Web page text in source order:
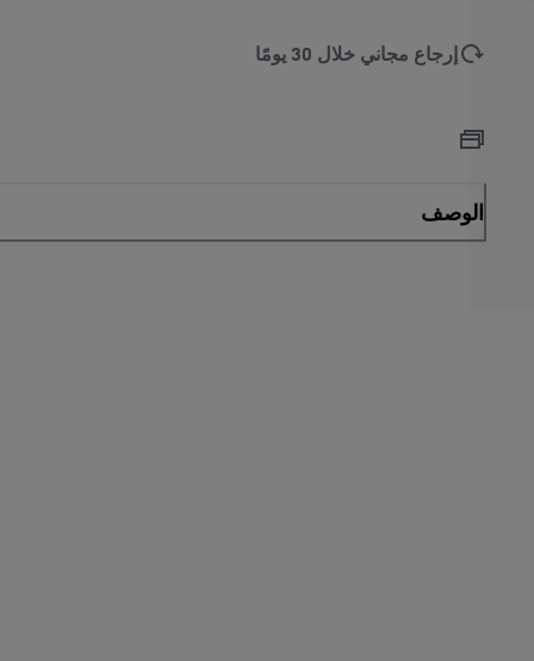
إرجاع مجاني خلال 30 يومًا
الوصف